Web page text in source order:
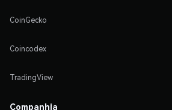
CoinGecko
Coincodex
TradingView
Companhia